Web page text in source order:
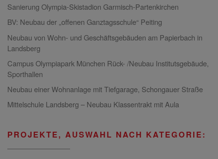
Sanierung Olympia-Skistadion Garmisch-Partenkirchen
BV: Neubau der „offenen Ganztagsschule“ Peiting
Neubau von Wohn- und Geschäftsgebäuden am Papierbach in
Landsberg
Campus Olympiapark München Rück- /Neubau Institutsgebäude,
Sporthallen
Neubau einer Wohnanlage mit Tiefgarage, Schongauer Straße
Mittelschule Landsberg – Neubau Klassentrakt mit Aula
PROJEKTE, AUSWAHL NACH KATEGORIE: